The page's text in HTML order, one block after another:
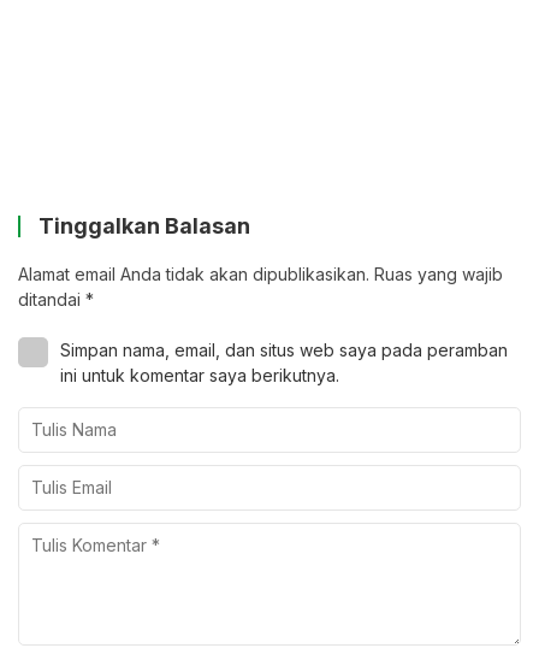
Tinggalkan Balasan
Alamat email Anda tidak akan dipublikasikan. Ruas yang wajib
ditandai *
Simpan nama, email, dan situs web saya pada peramban
ini untuk komentar saya berikutnya.